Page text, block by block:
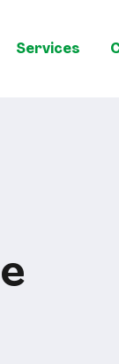
Services